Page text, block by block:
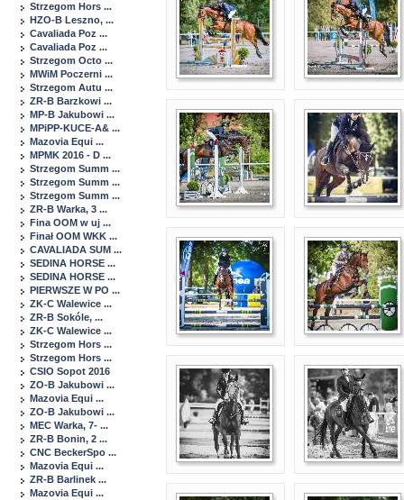
Strzegom Hors ...
HZO-B Leszno, ...
Cavaliada Poz ...
Cavaliada Poz ...
Strzegom Octo ...
MWiM Poczerni ...
Strzegom Autu ...
ZR-B Barzkowi ...
MP-B Jakubowi ...
MPiPP-KUCE-A& ...
Mazovia Equi ...
MPMK 2016 - D ...
Strzegom Summ ...
Strzegom Summ ...
Strzegom Summ ...
ZR-B Warka, 3 ...
Fina OOM w uj ...
Finał OOM WKK ...
CAVALIADA SUM ...
SEDINA HORSE ...
SEDINA HORSE ...
PIERWSZE W PO ...
ZK-C Walewice ...
ZR-B Sokóle, ...
ZK-C Walewice ...
Strzegom Hors ...
Strzegom Hors ...
CSIO Sopot 2016
ZO-B Jakubowi ...
Mazovia Equi ...
ZO-B Jakubowi ...
MEC Warka, 7- ...
ZR-B Bonin, 2 ...
CNC BeckerSpo ...
Mazovia Equi ...
ZR-B Barlinek ...
Mazovia Equi ...